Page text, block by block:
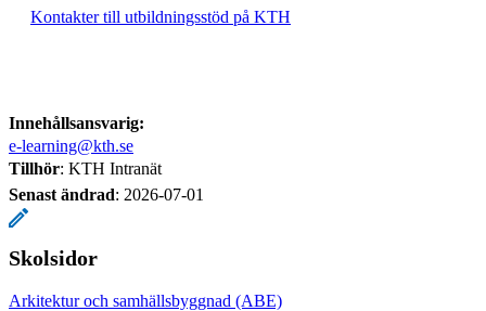
Kontakter till utbildningsstöd på KTH
Innehållsansvarig:
e-learning@kth.se
Tillhör: KTH Intranät
Senast ändrad: 2026-07-01
Skolsidor
Arkitektur och samhällsbyggnad (ABE)